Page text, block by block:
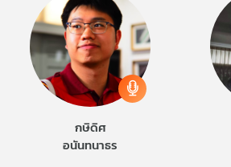
แผนที่
วิทยุ
เครือ
ข่าย
กษิดิศ
อนันทนาธร